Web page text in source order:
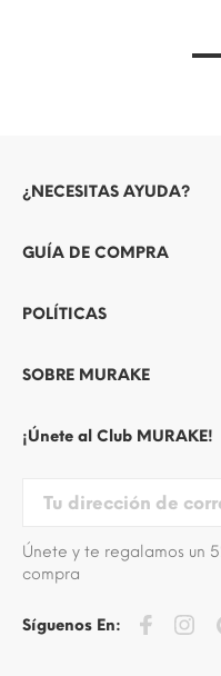
¿NECESITAS AYUDA?
GUÍA DE COMPRA
POLÍTICAS
SOBRE MURAKE
¡Únete al Club MURAKE!
Únete y te regalamos un
compra
Síguenos En: